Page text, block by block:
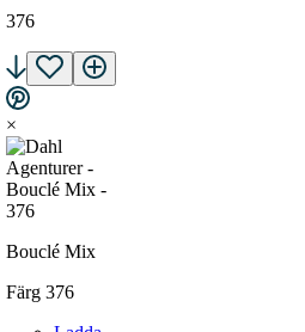
376
×
Bouclé Mix
Färg 376